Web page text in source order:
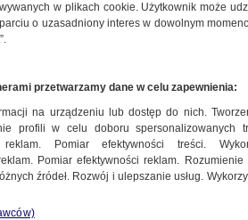
w stanie wojennym
reżimu jest zabijanie
ludzi"
Mensah z wyjątkową
"Możemy i powinniśmy
kierunek"
w plikach cookie. Użytkownik może
o uzasadniony interes w dowolnym
przetwarzamy dane w celu zapewnienia:
na urządzeniu lub dostęp do nich.
profili w celu doboru spersonalizowanych
reklam. Pomiar efektywności treści.
Pomiar efektywności reklam.
źródeł. Rozwój i ulepszanie usług.